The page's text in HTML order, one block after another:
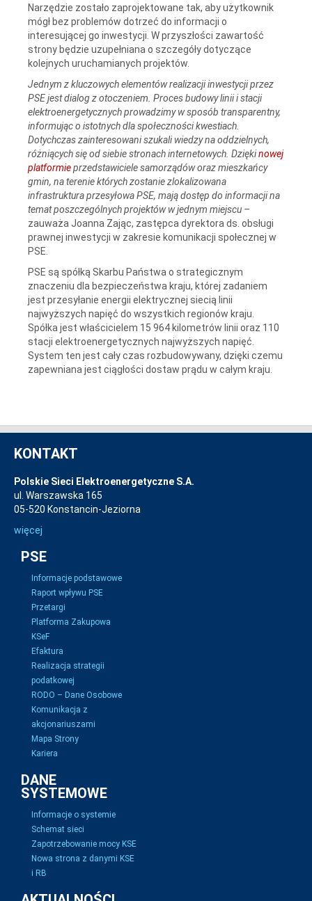
Narzędzie zostało zaprojektowane tak, aby użytkownik
mógł bez problemów dotrzeć do informacji o
interesującej go inwestycji. W przyszłości zawartość
strony będzie uzupełniana o szczegóły dotyczące
kolejnych uruchamianych projektów.
Jednym z kluczowych elementów realizacji inwestycji przez
PSE jest dialog z otoczeniem. Proces budowy linii i stacji
elektroenergetycznych prowadzimy w sposób transparentny,
informując o istotnych dla społeczności kwestiach.
Dotychczas zainteresowani szukali wiedzy na oddzielnych,
różniących się od siebie stronach internetowych. Dziękinowej
platformieprzedstawiciele samorządów oraz mieszkańcy
gmin, na terenie których zostanie zlokalizowana
infrastruktura przesyłowa PSE, mają dostęp do informacji na
temat poszczególnych projektów w jednym miejscu –
zauważa Joanna Zając, zastępca dyrektora ds. obsługi
prawnej inwestycji w zakresie komunikacji społecznej w
PSE.
PSE są spółką Skarbu Państwa o strategicznym
znaczeniu dla bezpieczeństwa kraju, której zadaniem
jest przesyłanie energii elektrycznej siecią linii
najwyższych napięć do wszystkich regionów kraju.
Spółka jest właścicielem 15 964 kilometrów linii oraz 110
stacji elektroenergetycznych najwyższych napięć.
System ten jest cały czas rozbudowywany, dzięki czemu
zapewniana jest ciągłości dostaw prądu w całym kraju.
KONTAKT
Polskie Sieci Elektroenergetyczne S.A.
ul. Warszawska 165
05-520 Konstancin-Jeziorna
więcej
PSE
Informacje podstawowe
Raport wpływu PSE
Przetargi
Platforma Zakupowa
KSeF
Efaktura
Realizacja strategii
podatkowej
RODO – Dane Osobowe
Komunikacja z
akcjonariuszami
Mapa Strony
Kariera
DANE
SYSTEMOWE
Informacje o systemie
Schemat sieci
Zapotrzebowanie mocy KSE
Nowa strona z danymi KSE
i RB